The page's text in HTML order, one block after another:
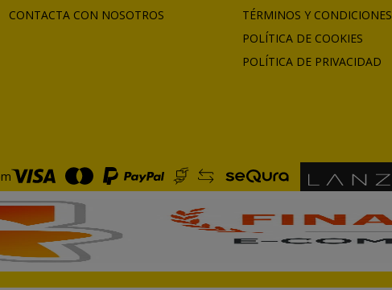
CONTACTA CON NOSOTROS
TÉRMINOS Y CONDICIONES
POLÍTICA DE COOKIES
POLÍTICA DE PRIVACIDAD